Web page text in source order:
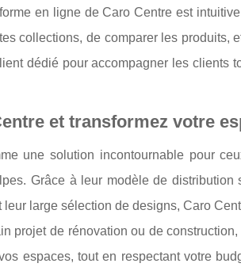
en ligne de Caro Centre est
collections, de comparer les produits,
dédié pour accompagner les clients
et transformez votre
une solution incontournable pour
Grâce à leur modèle de distribution
large sélection de designs, Caro
projet de rénovation ou de
espaces, tout en respectant votre